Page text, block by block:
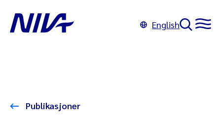
English
Publikasjoner